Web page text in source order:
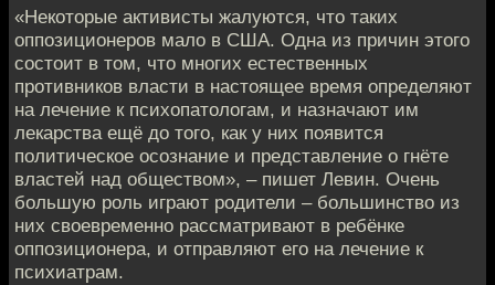
«Некоторые активисты жалуются, что таких
оппозиционеров мало в США. Одна из причин этого
состоит в том, что многих естественных
противников власти в настоящее время определяют
на лечение к психопатологам, и назначают им
лекарства ещё до того, как у них появится
политическое осознание и представление о гнёте
властей над обществом», – пишет Левин. Очень
большую роль играют родители – большинство из
них своевременно рассматривают в ребёнке
оппозиционера, и отправляют его на лечение к
психиатрам.